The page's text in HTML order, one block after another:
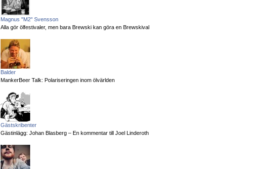
Magnus "M2" Svensson
Alla gör ölfestivaler, men bara Brewski kan göra en Brewskival
Balder
MankerBeer Talk: Polariseringen inom ölvärlden
Gästskribenter
Gästinlägg: Johan Blasberg – En kommentar till Joel Linderoth